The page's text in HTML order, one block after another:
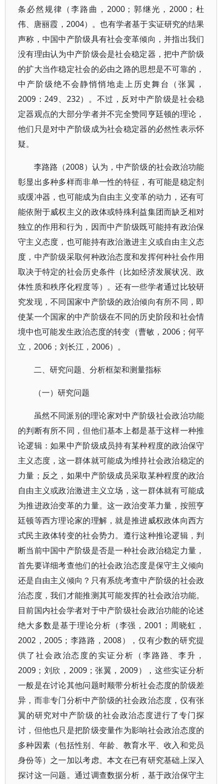
条必然规律（李路曲，2000；郭继光，2000；杜
伟、唐丽霞，2004）。也有学者基于实证研究的结果
声称，中国中产阶级具有社会变革倾向，并指出我们
没有理由认为中产阶级会是社会稳定器，把中产阶级
的扩大当作稳定社会的必由之路的思想是不可靠的，
中产阶级绝不会静悄悄地走上历史舞台（张翼，
2009：249、232）。不过，反对中产阶级是社会稳
定器观点的大部分学者并不完全赞同亨廷顿的理论，
他们只是对中产阶级成为社会稳定器的必然性表示怀
疑。
李路路（2008）认为，中产阶级的社会政治功能
彰显出多种多样而非单一性的特征，有可能是稳定剂
或缓冲器，也可能成为自由主义变革的动力，还有可
能依附于威权主义的政体或特殊利益集团而缺乏相对
独立的作用和行为，因而中产阶级既可能持有政治保
守主义态度，也可能持有政治激进主义或自由主义态
度，中产阶级采取何种政治态度和发挥何种社会作用
取决于特定的社会历史条件（比如经济发展状况、政
体性质和秩序化程度等）。还有一些学者通过比较研
究发现，不同国家中产阶级的政治倾向有所不同，即
使某一个国家的中产阶级在不同的历史阶段和社会情
境中也可能发生政治态度的转变（曹敏，2006；何平
立，2006；刘长江，2006）。
二、研究问题、分析框架和测量指标
（一）研究问题
虽然不同派别的理论家对中产阶级社会政治功能
的判断有所不同，但他们基本上都是基于这样一种推
论逻辑：如果中产阶级成员持有某种程度的政治保守
主义态度，这一群体就可能成为维持社会政治稳定的
力量；反之，如果中产阶级成员采取某种程度的政治
自由主义或政治激进主义立场，这一群体就有可能成
为推进政治变革的力量。这一政治变革力量，按照亨
廷顿等西方理论家的理解，就是推进威权政体向西方
式民主政体转变的社会势力。遵行这种推论逻辑，判
断当前中国中产阶级是否是一种社会政治稳定力量，
首先要详细考查他们的社会政治态度是保守主义倾向
还是自由主义倾向？只有系统考查中产阶级的社会政
治态度，我们才能推测其可能发挥的社会政治功能。
目前国内社会学者对于中产阶级社会政治功能的论述
绝大多数是基于理论分析（李强，2001；周晓虹，
2002，2005；李路路，2008），仅有少数的研究提
供了社会政治态度的实证分析（李路路、李升，
2009；刘欣，2009；张翼，2009），这些实证分析
一般是在讨论其他问题时顺带分析社会态度的阶级差
异，而非专门分析中产阶级的社会政治态度，仅有张
翼的研究对中产阶级的社会政治态度进行了专门探
讨，但他也只是把阶级变量作为影响社会政治态度的
多种因素（包括性别、年龄、教育水平、收入和党员
身份等）之一加以考虑。本文在已有研究基础上深入
探讨这一问题。通过调查数据分析，基于政治保守主